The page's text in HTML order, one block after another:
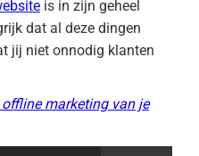
is in zijn geheel
dat al deze dingen
jij niet onnodig klanten
offline marketing van je